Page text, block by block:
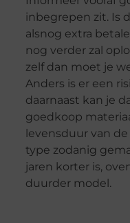
inbegrepen zit. Is
alsnog extra
nog verder zal
zelf dan moet je
Anders is er een
daarnaast kan je
goedkoop
levensduur van
type zodanig
jaren korter is,
duurder model.